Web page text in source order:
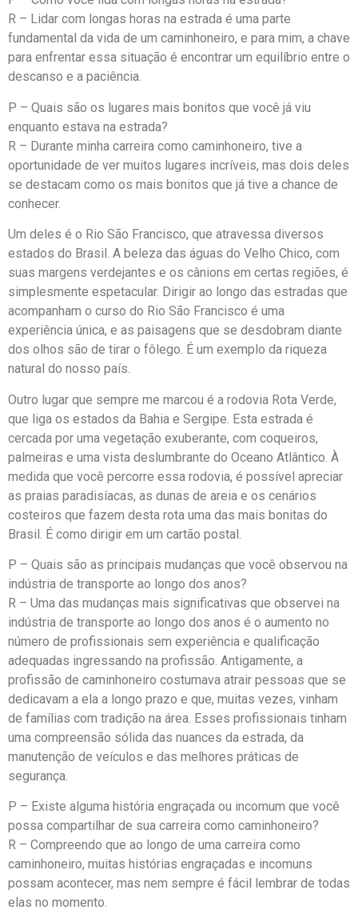
R – Lidar com longas horas na estrada é uma parte
fundamental da vida de um caminhoneiro, e para mim, a chave
para enfrentar essa situação é encontrar um equilíbrio entre o
descanso e a paciência.
P – Quais são os lugares mais bonitos que você já viu
enquanto estava na estrada?
R – Durante minha carreira como caminhoneiro, tive a
oportunidade de ver muitos lugares incríveis, mas dois deles
se destacam como os mais bonitos que já tive a chance de
conhecer.
Um deles é o Rio São Francisco, que atravessa diversos
estados do Brasil. A beleza das águas do Velho Chico, com
suas margens verdejantes e os cânions em certas regiões, é
simplesmente espetacular. Dirigir ao longo das estradas que
acompanham o curso do Rio São Francisco é uma
experiência única, e as paisagens que se desdobram diante
dos olhos são de tirar o fôlego. É um exemplo da riqueza
natural do nosso país.
Outro lugar que sempre me marcou é a rodovia Rota Verde,
que liga os estados da Bahia e Sergipe. Esta estrada é
cercada por uma vegetação exuberante, com coqueiros,
palmeiras e uma vista deslumbrante do Oceano Atlântico. À
medida que você percorre essa rodovia, é possível apreciar
as praias paradisíacas, as dunas de areia e os cenários
costeiros que fazem desta rota uma das mais bonitas do
Brasil. É como dirigir em um cartão postal.
P – Quais são as principais mudanças que você observou na
indústria de transporte ao longo dos anos?
R – Uma das mudanças mais significativas que observei na
indústria de transporte ao longo dos anos é o aumento no
número de profissionais sem experiência e qualificação
adequadas ingressando na profissão. Antigamente, a
profissão de caminhoneiro costumava atrair pessoas que se
dedicavam a ela a longo prazo e que, muitas vezes, vinham
de famílias com tradição na área. Esses profissionais tinham
uma compreensão sólida das nuances da estrada, da
manutenção de veículos e das melhores práticas de
segurança.
P – Existe alguma história engraçada ou incomum que você
possa compartilhar de sua carreira como caminhoneiro?
R – Compreendo que ao longo de uma carreira como
caminhoneiro, muitas histórias engraçadas e incomuns
possam acontecer, mas nem sempre é fácil lembrar de todas
elas no momento.